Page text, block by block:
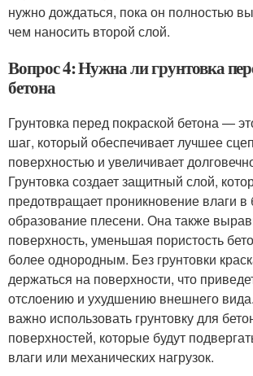
нужно дождаться, пока он полностью
чем наносить второй слой.
Вопрос 4: Нужна ли грунтовка
бетона
Грунтовка перед покраской бетона —
шаг, который обеспечивает лучшее
поверхностью и увеличивает
Грунтовка создает защитный слой,
предотвращает проникновение влаги в
образование плесени. Она также
поверхность, уменьшая пористость
более однородным. Без грунтовки
держаться на поверхности, что
отслоению и ухудшению внешнего
важно использовать грунтовку для
поверхностей, которые будут
влаги или механических нагрузок.